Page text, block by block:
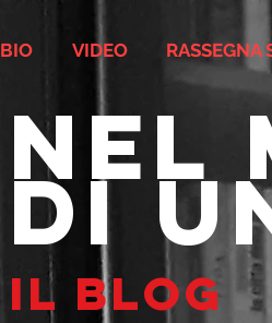
BIO VIDEO RASSEGNA
nel
di
il blog